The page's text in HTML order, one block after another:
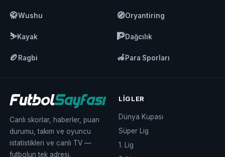
🥋Wushu 🧭Oryantiring
⛷️Kayak 🧗Dağcılık
🏉 Ragbi 🦽Para Sporları
Canlı skorlar, haberler, puan
durumu, takım ve oyuncu
istatistikleri ve canlı TV —
futbolun tek adresi.
LIGLER
Dünya Kupası
Süper Lig
1. Lig